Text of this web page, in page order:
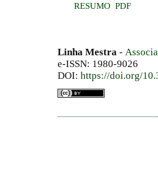
RESUMO PDF
Linha Mestra -
e-ISSN: 1980-9026
DOI: https://doi.org/